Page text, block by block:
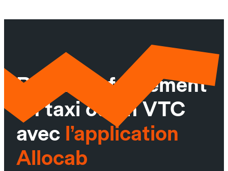
Réservez facilement
un taxi ou un VTC
avec l’application
Allocab